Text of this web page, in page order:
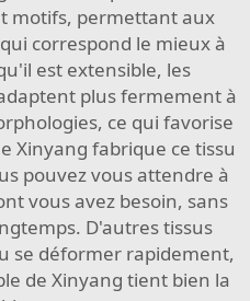
motifs, permettant aux
correspond le mieux à
est extensible, les
plus fermement à
ce qui favorise
Xinyang fabrique ce tissu
pouvez vous attendre à
vous avez besoin, sans
D'autres tissus
se déformer rapidement,
de Xinyang tient bien la